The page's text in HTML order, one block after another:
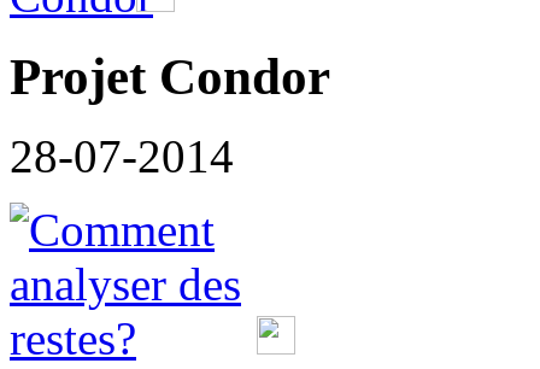
Projet Condor
28-07-2014